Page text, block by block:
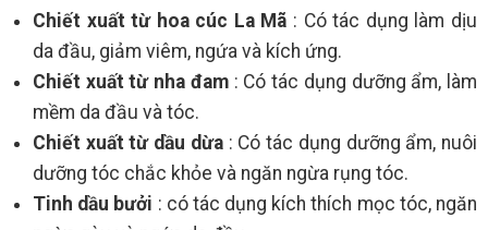
Chiết xuất từ hoa cúc La Mã : Có tác dụng làm dịu
da đầu, giảm viêm, ngứa và kích ứng.
Chiết xuất từ nha đam: Có tác dụng dưỡng ẩm, làm
mềm da đầu và tóc.
Chiết xuất từ dầu dừa: Có tác dụng dưỡng ẩm, nuôi
dưỡng tóc chắc khỏe và ngăn ngừa rụng tóc.
Tinh dầu bưởi : có tác dụng kích thích mọc tóc, ngăn